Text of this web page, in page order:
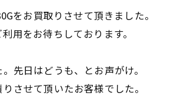
をお買取りさせて頂きました。
用をお待ちしております。
先日はどうも、とお声がけ。
させて頂いたお客様でした。